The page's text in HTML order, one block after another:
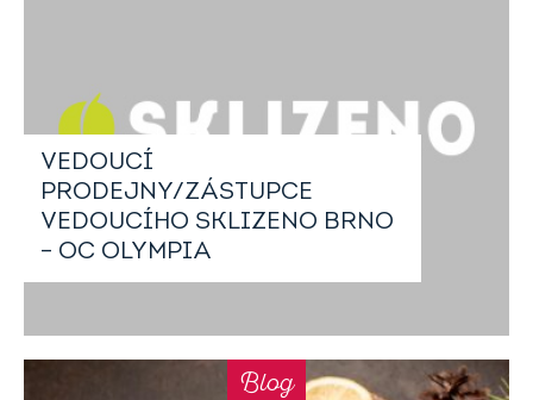
VEDOUCÍ
PRODEJNY/ZÁSTUPCE
VEDOUCÍHO SKLIZENO BRNO
– OC OLYMPIA
Blog